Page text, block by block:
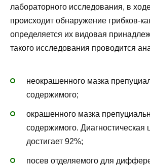
лабораторного исследования, в
происходит обнаружение грибков-
определяется их видовая
такого исследования проводится
неокрашенного мазка
содержимого;
окрашенного мазка
содержимого. Диагностическая
достигает 92%;
посев отделяемого для